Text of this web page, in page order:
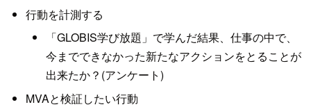
行動を計測する
「GLOBIS学び放題」で学んだ結果、仕事の中で、
今までできなかった新たなアクションをとることが
出来たか？(アンケート)
MVAと検証したい行動